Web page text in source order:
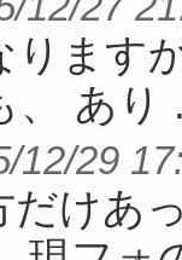
ります
、 あり
12/29
けあ